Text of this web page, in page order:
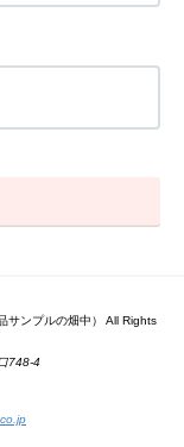
サンプルの畑中） All Rights
748-4